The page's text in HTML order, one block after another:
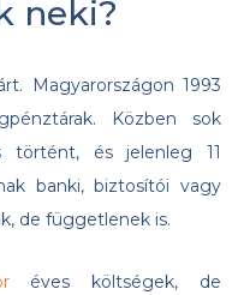
neki?
Magyarországon 1993
Közben sok
történt, és jelenleg 11
banki, biztosítói vagy
de függetlenek is.
éves költségek, de